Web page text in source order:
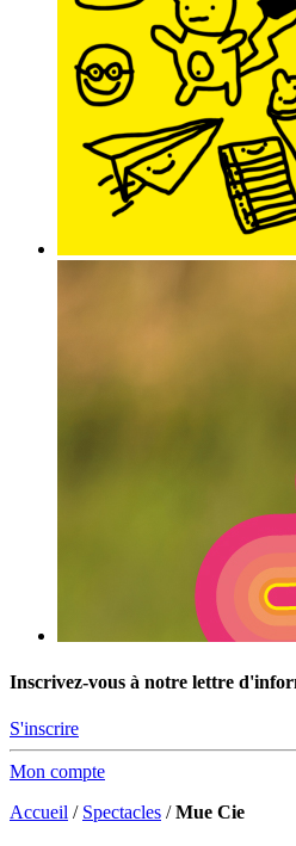
Inscrivez-vous à notre lettre
S'inscrire
Mon compte
Accueil / Spectacles /Mue Cie